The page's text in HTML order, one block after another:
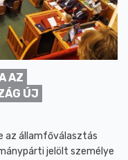
AZ
ÚJ
az államfőválasztás
jelölt személye